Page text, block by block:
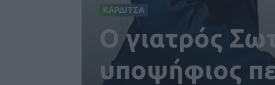
ΚΑΡΔΙΤΣΑ
Ο γιατρός
υποψήφιος